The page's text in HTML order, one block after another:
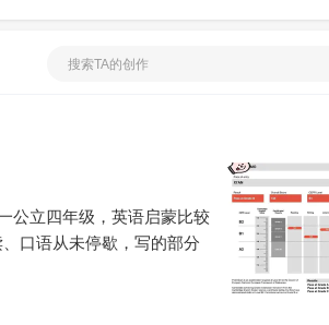
公立四年级，英语启蒙比较
口语从未停歇，写的部分